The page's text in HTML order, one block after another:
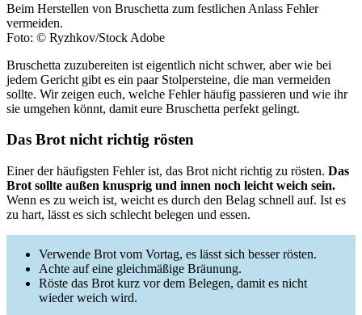
Beim Herstellen von Bruschetta zum festlichen Anlass Fehler
vermeiden.
Foto: © Ryzhkov/Stock Adobe
Bruschetta zuzubereiten ist eigentlich nicht schwer, aber wie bei
jedem Gericht gibt es ein paar Stolpersteine, die man vermeiden
sollte. Wir zeigen euch, welche Fehler häufig passieren und wie ihr
sie umgehen könnt, damit eure Bruschetta perfekt gelingt.
Das Brot nicht richtig rösten
Einer der häufigsten Fehler ist, das Brot nicht richtig zu rösten. Das
Brot sollte außen knusprig und innen noch leicht weich sein.
Wenn es zu weich ist, weicht es durch den Belag schnell auf. Ist es
zu hart, lässt es sich schlecht belegen und essen.
Verwende Brot vom Vortag, es lässt sich besser rösten.
Achte auf eine gleichmäßige Bräunung.
Röste das Brot kurz vor dem Belegen, damit es nicht
wieder weich wird.